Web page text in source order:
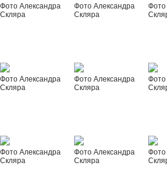
Фото Александра
Скляра
Фото Александра
Скляра
Фото
Фото Александра
Скляра
Фото Александра
Скляра
Фото
Фото Александра
Скляра
Фото Александра
Скляра
Фото